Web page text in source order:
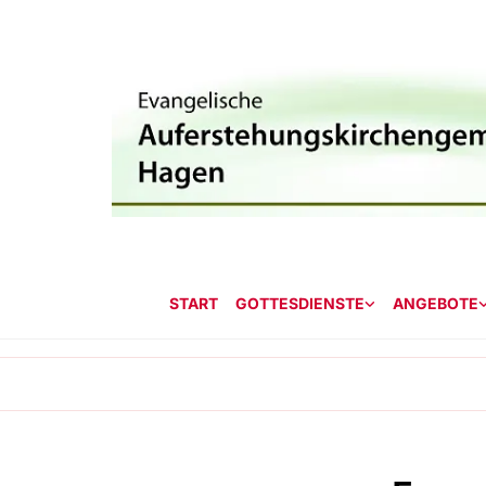
START GOTTESDIENSTE ANGEBOTE